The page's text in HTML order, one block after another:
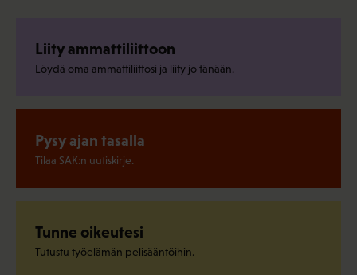
Liity ammattiliittoon
Löydä oma ammattiliittosi ja liity jo tänään.
Pysy ajan tasalla
Tilaa SAK:n uutiskirje.
Tunne oikeutesi
Tutustu työelämän pelisääntöihin.